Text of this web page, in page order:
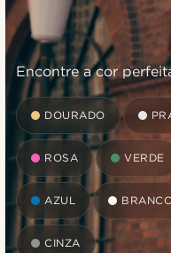
Encontre a cor
DOURADO
ROSA VERDE
AZUL
CINZA